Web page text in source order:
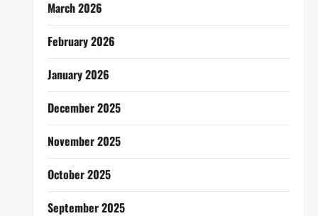
March 2026
February 2026
January 2026
December 2025
November 2025
October 2025
September 2025